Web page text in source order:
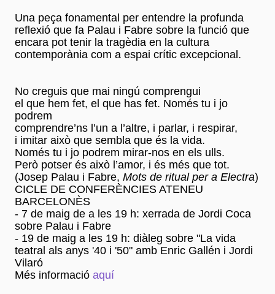
Una peça fonamental per entendre la profunda
reflexió que fa Palau i Fabre sobre la funció que
encara pot tenir la tragèdia en la cultura
contemporània com a espai crític excepcional.
No creguis que mai ningú comprengui
el que hem fet, el que has fet. Només tu i jo
podrem
comprendre’ns l’un a l’altre, i parlar, i respirar,
i imitar això que sembla que és la vida.
Només tu i jo podrem mirar-nos en els ulls.
Però potser és això l’amor, i és més que tot.
(Josep Palau i Fabre, Mots de ritual per a Electra)
CICLE DE CONFERÈNCIES ATENEU
BARCELONÈS
- 7 de maig de a les 19 h: xerrada de Jordi Coca
sobre Palau i Fabre
- 19 de maig a les 19 h: diàleg sobre "La vida
teatral als anys '40 i '50" amb Enric Gallén i Jordi
Vilaró
Més informació aquí